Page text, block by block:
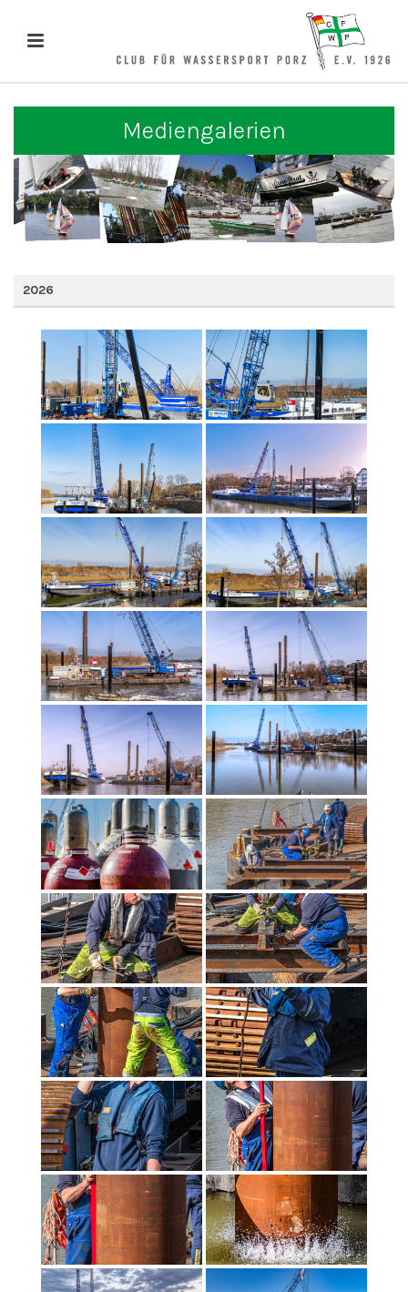
Mediengalerien
2026